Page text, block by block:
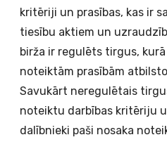
kritēriji un prasības, kas ir
tiesību aktiem un
birža ir regulēts tirgus,
noteiktām prasībām
Savukārt neregulētais
noteiktu darbības kritēriju
dalībnieki paši nosaka